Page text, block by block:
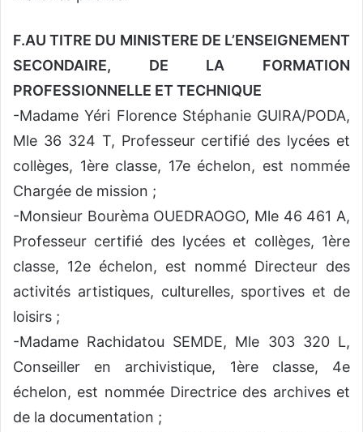
F.AU TITRE DU MINISTERE DE L’ENSEIGNEMENT
SECONDAIRE, DE LA FORMATION
PROFESSIONNELLE ET TECHNIQUE
-Madame Yéri Florence Stéphanie GUIRA/PODA,
Mle 36 324 T, Professeur certifié des lycées et
collèges, 1ère classe, 17e échelon, est nommée
Chargée de mission ;
-Monsieur Bourèma OUEDRAOGO, Mle 46 461 A,
Professeur certifié des lycées et collèges, 1ère
classe, 12e échelon, est nommé Directeur des
activités artistiques, culturelles, sportives et de
loisirs ;
-Madame Rachidatou SEMDE, Mle 303 320 L,
Conseiller en archivistique, 1ère classe, 4e
échelon, est nommée Directrice des archives et
de la documentation ;